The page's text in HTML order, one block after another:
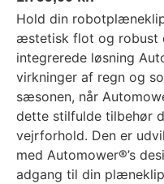
Hold din
æstetisk flot og robust
integrerede løsning
virkninger af regn og
sæsonen, når
dette stilfulde tilbehør
vejrforhold. Den er
med Automower®’s
adgang til din